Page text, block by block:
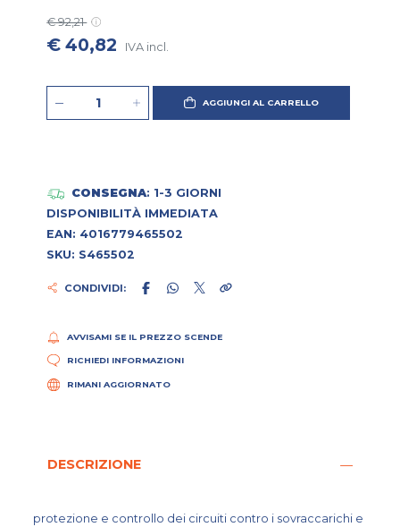
€ 92,21
€ 40,82 IVA incl.
AGGIUNGI AL CARRELLO
CONSEGNA: 1-3 GIORNI
DISPONIBILITÀ IMMEDIATA
EAN: 4016779465502
SKU: S465502
CONDIVIDI:
AVVISAMI SE IL PREZZO SCENDE
RICHIEDI INFORMAZIONI
RIMANI AGGIORNATO
DESCRIZIONE
protezione e controllo dei circuiti contro i sovraccarichi e